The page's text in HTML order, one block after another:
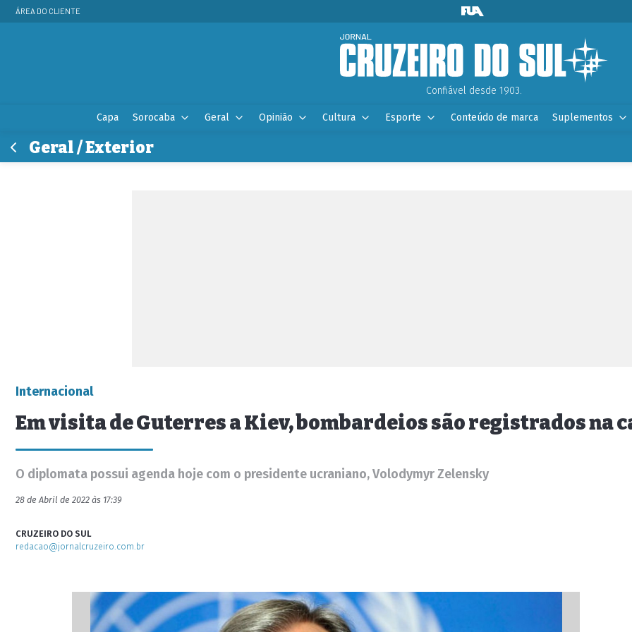
ÁREA DO CLIENTE
Confiável desde 1903.
Capa Sorocaba Geral Opinião Cultura Esporte Conteúdo de marca Suplementos
Geral / Exterior
Internacional
Em visita de Guterres a Kiev, bombardeios são registrados na
O diplomata possui agenda hoje com o presidente ucraniano, Volodymyr Zelensky
28 de Abril de 2022 às 17:39
CRUZEIRO DO SUL
redacao@jornalcruzeiro.com.br